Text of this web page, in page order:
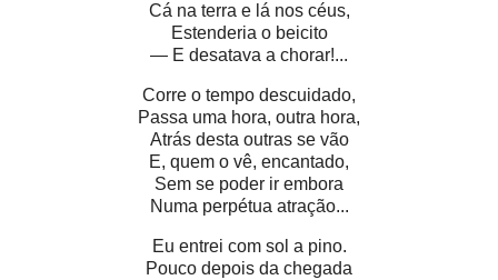
Cá na terra e lá nos céus,
Estenderia o beicito
— E desatava a chorar!...
Corre o tempo descuidado,
Passa uma hora, outra hora,
Atrás desta outras se vão
E, quem o vê, encantado,
Sem se poder ir embora
Numa perpétua atração...
Eu entrei com sol a pino.
Pouco depois da chegada